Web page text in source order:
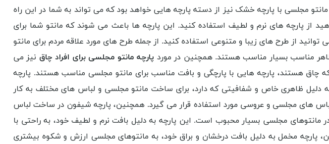
مجلسی با پارچه خشک نیز از دسته پارچه هایی خواهد بود که می تواند به شما در این راه
از پارچه های نرم و لطیف استفاده کنید. این پارچه ها باعث می شوند که مانتو شما برای
از طرح های زیبا و متنوعی استفاده کنید. از جمله طرح های مورد علاقه مردم برای مانتو
مناسب بسیار مناسب هستند. همچنین در مورد پارچه مانتو مجلسی برای افراد چاق نیز می
چاق هستند، پارچه هایی با پارچگی و بافت مناسب برای مانتو مجلسی مناسب هستند. پارچه
دلیل ظاهری خاص و شفافیتی که دارد، برای ساخت مانتو مجلسی و لباس های مختلف به کار
های مجلسی و عروسی مورد استفاده قرار می گیرد. همچنین، پارچه شیفون در ساخت لباس
مانتوهای مجلسی بسیار محبوب است. این پارچه به دلیل بافت نرم و لطیف خود، به راحتی با
پارچه مخمل به دلیل بافت درخشان و براق خود، به مانتوهای مجلسی ارزش و شکوه بیشتری